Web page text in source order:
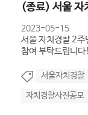
(종료) 서울 자
2023-05-15
서울 자치경찰 2주년기
참여 부탁드립니다!
서울자치경찰
자치경찰사진공모